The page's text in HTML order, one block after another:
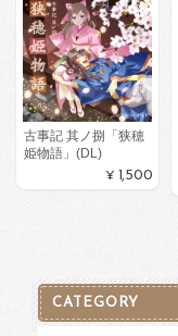
古事記 其ノ捌「狭穂
姫物語」(DL)
¥1,500
CATEGORY